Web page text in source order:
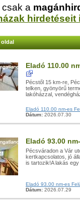
a
hirdetéseit
oldal
Eladó 110.00
Pécstől 15 km-re,
telken, gyönyörű
lakóházzal,
Eladó 110.00 nm-es
Dátum: 2026.07.30
Eladó 93.00
Pécsváradon a Vár
kertkapcsolatos, jó
is tartozik!A lakás
Eladó 93.00 nm-es
Dátum: 2026.07.29